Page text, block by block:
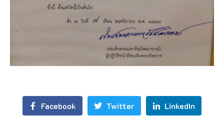
Facebook Twitter LinkedIn